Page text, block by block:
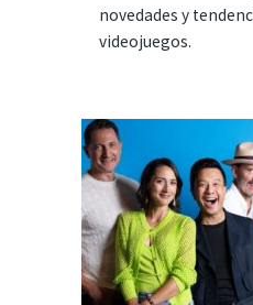
novedades y
videojuegos.